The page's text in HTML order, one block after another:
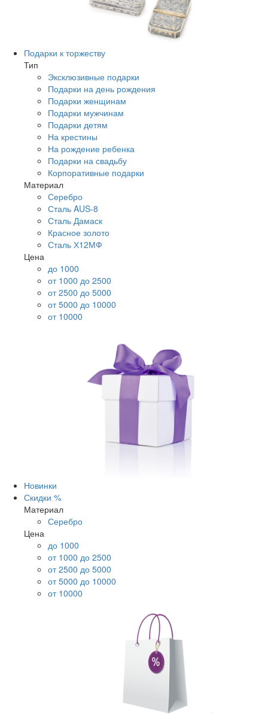
Подарки к торжеству
Тип
Эксклюзивные подарки
Подарки на день рождения
Подарки женщинам
Подарки мужчинам
Подарки детям
На крестины
На рождение ребенка
Подарки на свадьбу
Корпоративные подарки
Материал
Серебро
Сталь AUS-8
Сталь Дамаск
Красное золото
Сталь Х12МФ
Цена
до 1000
от 1000 до 2500
от 2500 до 5000
от 5000 до 10000
от 10000
Новинки
Скидки %
Материал
Серебро
Цена
до 1000
от 1000 до 2500
от 2500 до 5000
от 5000 до 10000
от 10000